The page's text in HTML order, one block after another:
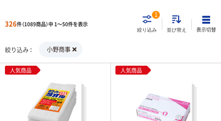
326件（1089商品）中 1～50件を表示
絞り込み
1
並び替え 表示切替
絞り込み 小野商事
人気商品 人気商品